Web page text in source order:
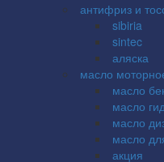
антифриз и
sibiria
sintec
аляска
масло
масло
масло
масло
масло
акция